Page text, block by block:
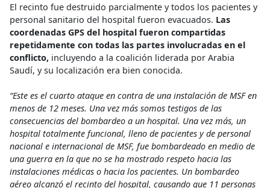
El recinto fue destruido parcialmente y todos los pacientes y
personal sanitario del hospital fueron evacuados. Las
coordenadas GPS del hospital fueron compartidas
repetidamente con todas las partes involucradas en el
conflicto, incluyendo a la coalición liderada por Arabia
Saudí, y su localización era bien conocida.
“Este es el cuarto ataque en contra de una instalación de MSF en
menos de 12 meses. Una vez más somos testigos de las
consecuencias del bombardeo a un hospital. Una vez más, un
hospital totalmente funcional, lleno de pacientes y de personal
nacional e internacional de MSF, fue bombardeado en medio de
una guerra en la que no se ha mostrado respeto hacia las
instalaciones médicas o hacia los pacientes. Un bombardeo
aéreo alcanzó el recinto del hospital, causando que 11 personas